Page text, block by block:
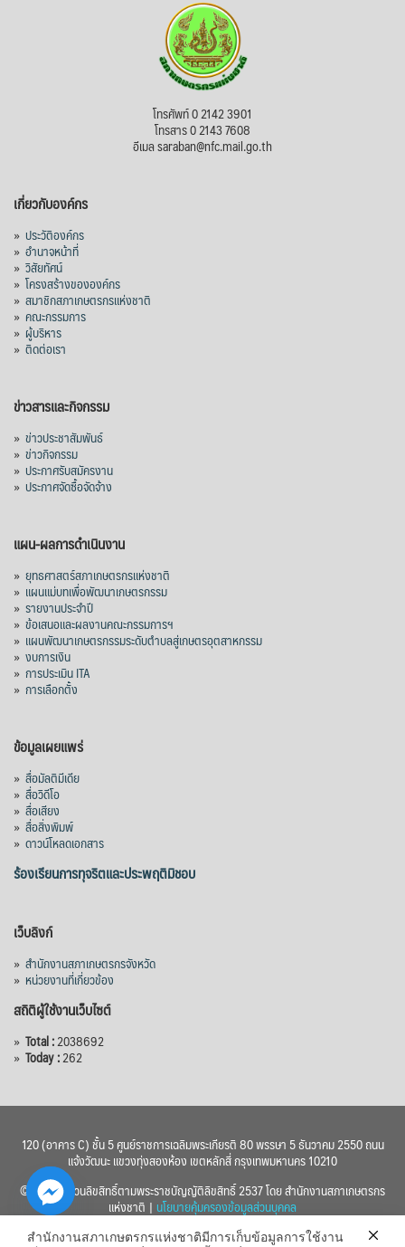
โทรศัพท์ 0 2142 3901
โทรสาร 0 2143 7608
อีเมล saraban@nfc.mail.go.th
เกี่ยวกับองค์กร
» ประวัติองค์กร
» อำนาจหน้าที่
» วิสัยทัศน์
» โครงสร้างขององค์กร
» สมาชิกสภาเกษตรกรแห่งชาติ
» คณะกรรมการ
» ผู้บริหาร
» ติดต่อเรา
ข่าวสารและกิจกรรม
» ข่าวประชาสัมพันธ์
» ข่าวกิจกรรม
» ประกาศรับสมัครงาน
» ประกาศจัดซื้อจัดจ้าง
แผน-ผลการดำเนินงาน
» ยุทธศาสตร์สภาเกษตรกรแห่งชาติ
» แผนแม่บทเพื่อพัฒนาเกษตรกรรม
» รายงานประจำปี
» ข้อเสนอและผลงานคณะกรรมการฯ
» แผนพัฒนาเกษตรกรรมระดับตำบลสู่เกษตรอุตสาหกรรม
» งบการเงิน
» การประเมิน ITA
» การเลือกตั้ง
ข้อมูลเผยแพร่
» สื่อมัลติมีเดีย
» สื่อวิดีโอ
» สื่อเสียง
» สื่อสิ่งพิมพ์
» ดาวน์โหลดเอกสาร
ร้องเรียนการทุจริตและประพฤติมิชอบ
เว็บลิงก์
» สำนักงานสภาเกษตรกรจังหวัด
» หน่วยงานที่เกี่ยวข้อง
สถิติผู้ใช้งานเว็บไซต์
» Total :2038692
» Today :262
120 (อาคาร C) ชั้น 5 ศูนย์ราชการเฉลิมพระเกียรติ 80 พรรษา 5 ธันวาคม 2550 ถนน
แจ้งวัฒนะ แขวงทุ่งสองห้อง เขตหลักสี่ กรุงเทพมหานคร 10210
© 2560 สงวนลิขสิทธิ์ตามพระราชบัญญัติลิขสิทธิ์ 2537 โดย สำนักงานสภาเกษตรกร
แห่งชาติ | นโยบายคุ้มครองข้อมูลส่วนบุคคล
สำนักงานสภาเกษตรกรแห่งชาติมีการเก็บข้อมูลการใช้งาน